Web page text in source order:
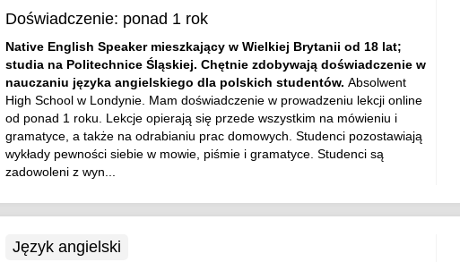
Doświadczenie: ponad 1 rok
Native English Speaker mieszkający w Wielkiej Brytanii od 18 lat;
studia na Politechnice Śląskiej. Chętnie zdobywają doświadczenie w
nauczaniu języka angielskiego dla polskich studentów. Absolwent
High School w Londynie. Mam doświadczenie w prowadzeniu lekcji online
od ponad 1 roku. Lekcje opierają się przede wszystkim na mówieniu i
gramatyce, a także na odrabianiu prac domowych. Studenci pozostawiają
wykłady pewności siebie w mowie, piśmie i gramatyce. Studenci są
zadowoleni z wyn...
Język angielski